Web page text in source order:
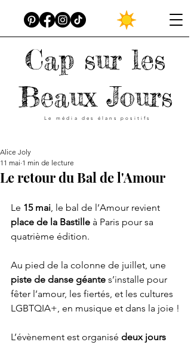
Cap sur les
Beaux Jours
Le média des élans positifs
Le retour du Bal de l'Amour
Alice Joly
11 mai 1 min de lecture
Le 15 mai, le bal de l’Amour revient
place de la Bastille à Paris pour sa
quatrième édition.
Au pied de la colonne de juillet, une
piste de danse géante s’installe pour
fêter l’amour, les fiertés, et les cultures
LGBTQIA+, en musique et dans la joie !
L’évènement est organisé deux jours